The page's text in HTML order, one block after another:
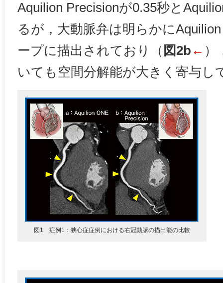
Aquilion Precisionが0.35秒と
るが，大動脈弁は明らかに
ープに描出されており（ 図2b ← ）
いても空間分解能が大きく寄与し
図1 症例1：狭心症症例における右冠動脈の描出能の比較